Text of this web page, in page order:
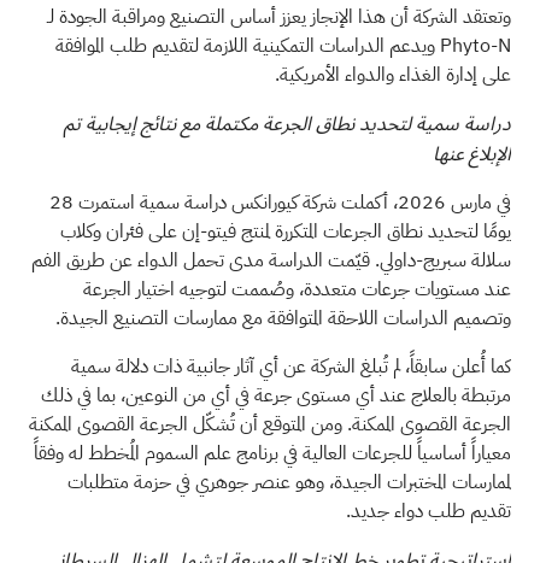
وتعتقد الشركة أن هذا الإنجاز يعزز أساس التصنيع ومراقبة الجودة لـ
Phyto-N ويدعم الدراسات التمكينية اللازمة لتقديم طلب الموافقة
على إدارة الغذاء والدواء الأمريكية.
دراسة سمية لتحديد نطاق الجرعة مكتملة مع نتائج إيجابية تم
الإبلاغ عنها
في مارس 2026، أكملت شركة كيورانكس دراسة سمية استمرت 28
يومًا لتحديد نطاق الجرعات المتكررة لمنتج فيتو-إن على فئران وكلاب
سلالة سبريج-داولي. قيّمت الدراسة مدى تحمل الدواء عن طريق الفم
عند مستويات جرعات متعددة، وصُممت لتوجيه اختيار الجرعة
وتصميم الدراسات اللاحقة المتوافقة مع ممارسات التصنيع الجيدة.
كما أُعلن سابقاً، لم تُبلغ الشركة عن أي آثار جانبية ذات دلالة سمية
مرتبطة بالعلاج عند أي مستوى جرعة في أي من النوعين، بما في ذلك
الجرعة القصوى الممكنة. ومن المتوقع أن تُشكّل الجرعة القصوى الممكنة
معياراً أساسياً للجرعات العالية في برنامج علم السموم المُخطط له وفقاً
لممارسات المختبرات الجيدة، وهو عنصر جوهري في حزمة متطلبات
تقديم طلب دواء جديد.